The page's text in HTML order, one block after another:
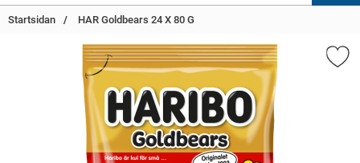
Startsidan HAR Goldbears 24 X 80 G